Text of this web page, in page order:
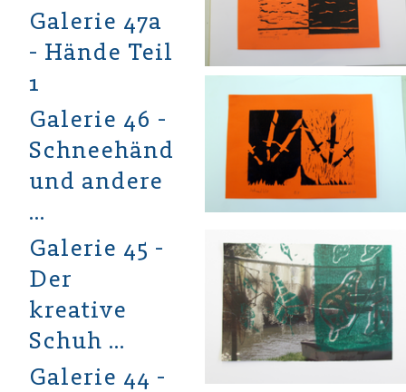
Galerie 47a
- Hände Teil
1
Galerie 46 -
Schneehände
und andere
…
Galerie 45 -
Der
kreative
Schuh …
Galerie 44 -